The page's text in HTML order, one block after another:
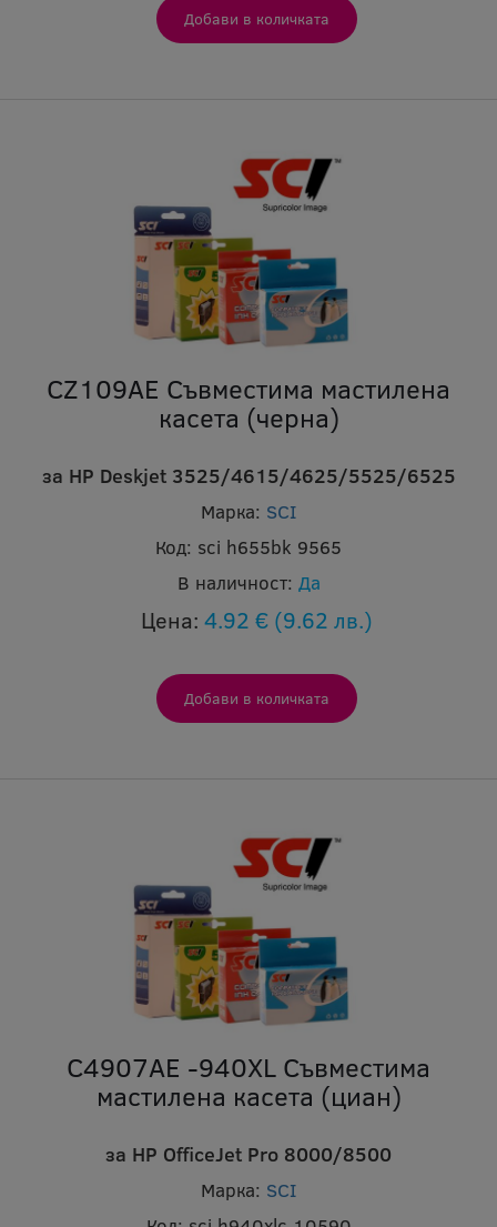
CZ109AE Съвместима мастилена
касета (черна)
за HP Deskjet 3525/4615/4625/5525/6525
Марка: SCI
Код: sci h655bk 9565
В наличност: Да
Цена: 4.92 € (9.62 лв.)
C4907AE -940XL Съвместима
мастилена касета (циан)
за HP OfficeJet Pro 8000/8500
Марка: SCI